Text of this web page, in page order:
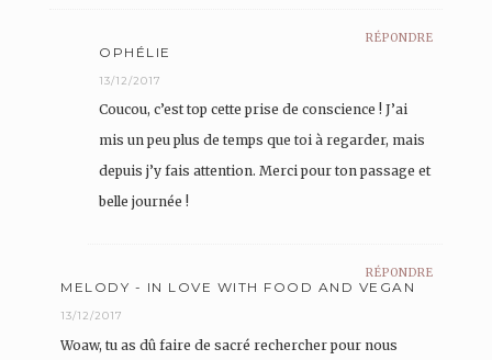
RÉPONDRE
OPHÉLIE
13/12/2017
Coucou, c’est top cette prise de conscience ! J’ai
mis un peu plus de temps que toi à regarder, mais
depuis j’y fais attention. Merci pour ton passage et
belle journée !
RÉPONDRE
MELODY - IN LOVE WITH FOOD AND VEGAN
13/12/2017
Woaw, tu as dû faire de sacré rechercher pour nous